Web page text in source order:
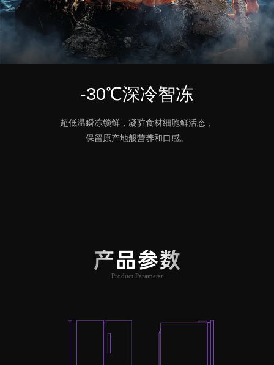
-30℃深冷智冻
超低温瞬冻锁鲜，凝驻食材细胞鲜活态，
保留原产地般营养和口感。
产品参数
Product Parameter